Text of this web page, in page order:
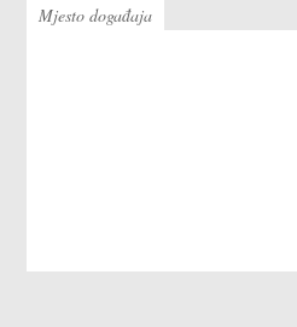
Mjesto događaja